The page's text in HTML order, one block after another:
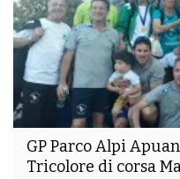
GP Parco Alpi
Tricolore di corsa